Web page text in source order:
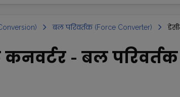
बल परिवर्तक (Force Converter)
- बल परिवर्तक